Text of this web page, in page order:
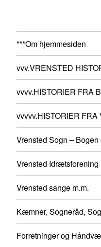
***Om hjemmesiden
vvv.VRENSTED
vvvv.HISTORIER FRA
vvvvv.HISTORIER
Vrensted Sogn – Bogen
Vrensted Idrætsforening
Vrensted sange m.m.
Kæmner, Sogneråd,
Forretninger og